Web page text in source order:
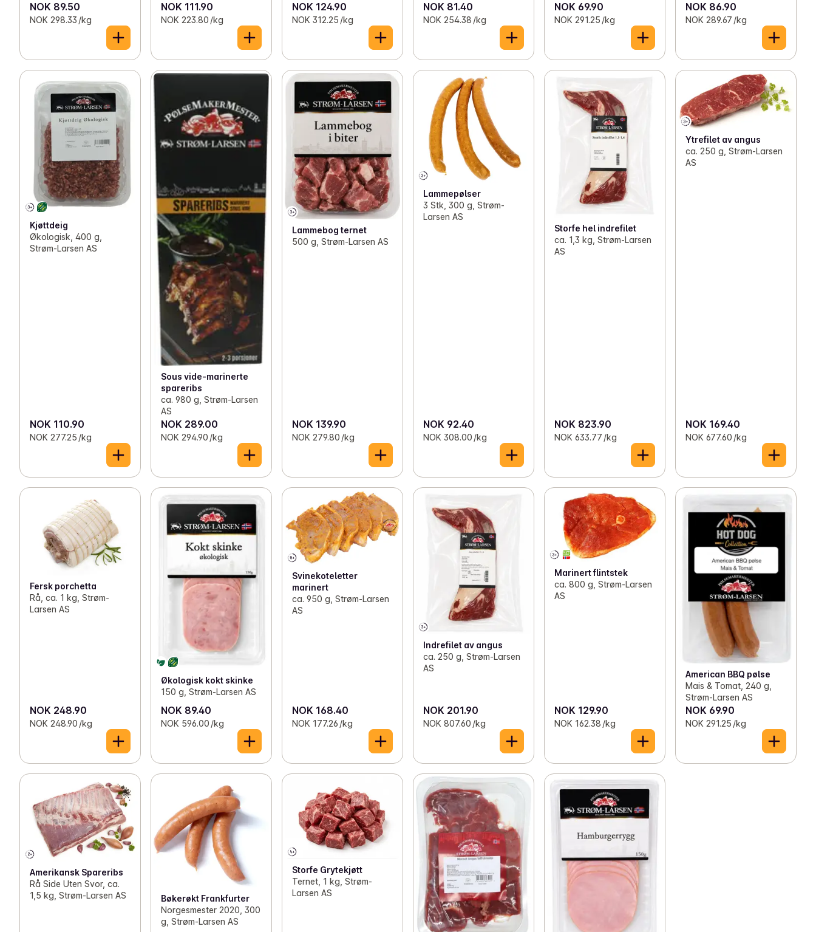
NOK 89.50
NOK 298.33 /kg
NOK 111.90
NOK 223.80 /kg
NOK 124.90
NOK 312.25 /kg
NOK 81.40
NOK 254.38 /kg
NOK 69.90
NOK 291.25 /kg
NOK 86.90
NOK 289.67 /kg
Kjøttdeig
Økologisk, 400 g,
Strøm-Larsen AS
NOK 110.90
NOK 277.25 /kg
Sous vide-marinerte
spareribs
ca. 980 g, Strøm-Larsen
AS
NOK 289.00
NOK 294.90 /kg
Lammebog ternet
500 g, Strøm-Larsen AS
NOK 139.90
NOK 279.80 /kg
Lammepølser
3 Stk, 300 g, Strøm-
Larsen AS
NOK 92.40
NOK 308.00 /kg
Storfe hel indrefilet
ca. 1,3 kg, Strøm-Larsen
AS
NOK 823.90
NOK 633.77 /kg
Ytrefilet av angus
ca. 250 g, Strøm-Larsen
AS
NOK 169.40
NOK 677.60 /kg
Fersk porchetta
Rå, ca. 1 kg, Strøm-
Larsen AS
NOK 248.90
NOK 248.90 /kg
Økologisk kokt skinke
150 g, Strøm-Larsen AS
NOK 89.40
NOK 596.00 /kg
Svinekoteletter
marinert
ca. 950 g, Strøm-Larsen
AS
NOK 168.40
NOK 177.26 /kg
Indrefilet av angus
ca. 250 g, Strøm-Larsen
AS
NOK 201.90
NOK 807.60 /kg
Marinert flintstek
ca. 800 g, Strøm-Larsen
AS
NOK 129.90
NOK 162.38 /kg
American BBQ pølse
Mais & Tomat, 240 g,
Strøm-Larsen AS
NOK 69.90
NOK 291.25 /kg
Amerikansk Spareribs
Rå Side Uten Svor, ca.
1,5 kg, Strøm-Larsen AS
Bøkerøkt Frankfurter
Norgesmester 2020, 300
g, Strøm-Larsen AS
Storfe Grytekjøtt
Ternet, 1 kg, Strøm-
Larsen AS